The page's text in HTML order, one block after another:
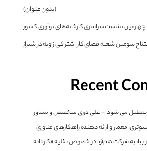
(بدون عنوان)
چهارمین نشست سراسری کارخانه‌های نوآوری کشور
سومین شعبه فضای کار اشتراکی زاویه در شیراز
Recent
تعطیل می شود! - علی درزی متخصص و مشاور
معمار و ارائه دهنده راهکارهای فناوری
بیانیه شرکت هم‌آوا در خصوص تخلیه «کارخانه